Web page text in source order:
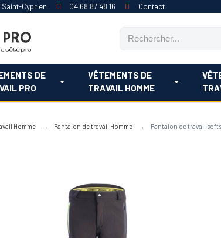
Saint-Cyprien 04 68 87 48 16 Contact
DE
PRO
VÊTEMENTS DE
TRAVAIL HOMME
Homme Pantalon de travail Homme Pantalon de travail